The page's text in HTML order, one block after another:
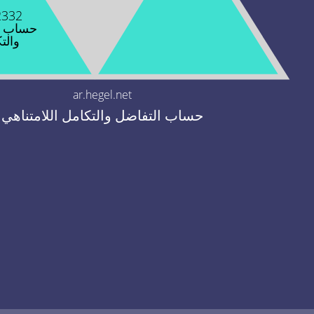
حساب
ar.hegel.net
حساب التفاضل والتكامل اللامتناهي